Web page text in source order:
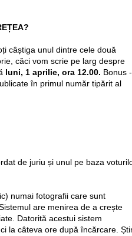
câștiga unul dintre cele două
căci vom scrie pe larg despre
luni, 1 aprilie, ora 12.00. Bonus -
în primul număr tipărit al
de juriu și unul pe baza
numai fotografii care sunt
are menirea de a crește
Datorită acestui sistem
la câteva ore după încărcare.